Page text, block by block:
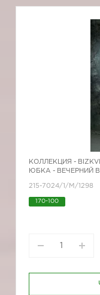
КОЛЛЕКЦИЯ -
ЮБКА - ВЕЧЕРНИЙ
215-7024/1/M/1298
170-100